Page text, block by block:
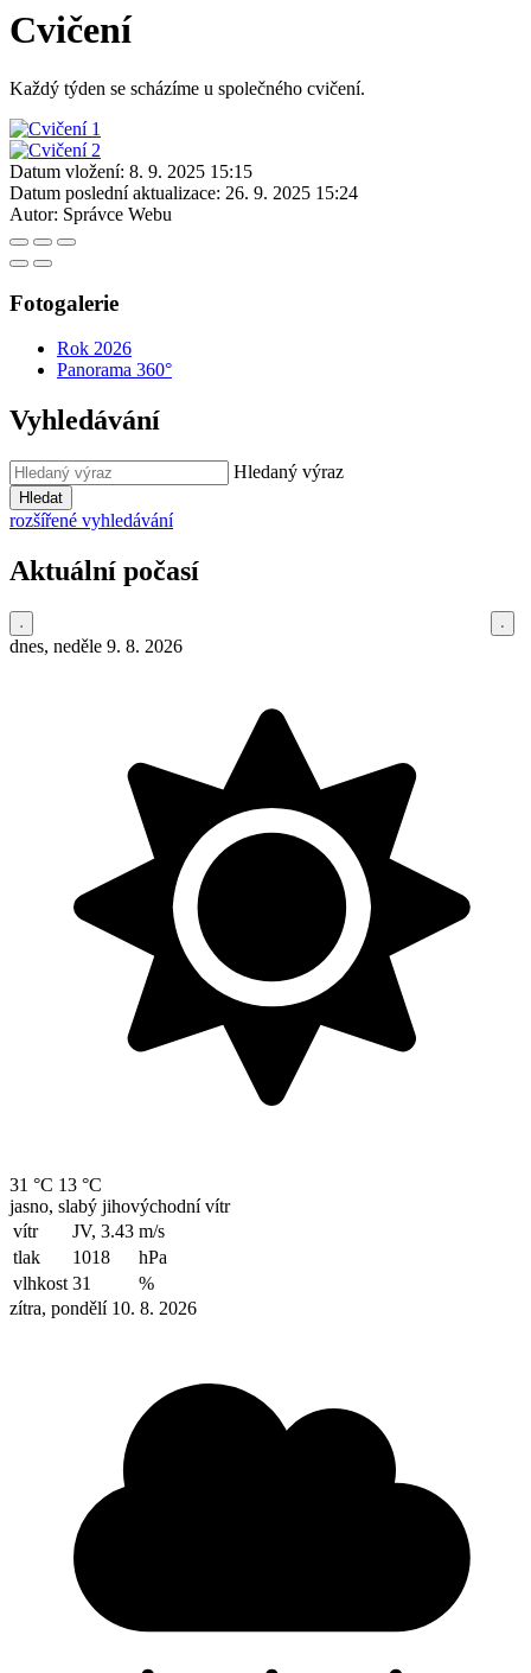
Cvičení
Každý týden se scházíme u společného cvičení.
Datum vložení: 8. 9. 2025 15:15
Datum poslední aktualizace: 26. 9. 2025 15:24
Autor: Správce Webu
Fotogalerie
Rok 2026
Panorama 360°
Vyhledávání
Hledaný výraz
Hledat
rozšířené vyhledávání
Aktuální počasí
dnes, neděle 9. 8. 2026
31 °C 13 °C
jasno, slabý jihovýchodní vítr
vítr
JV, 3.43 m/s
tlak
1018
hPa
vlhkost 31
%
zítra, pondělí 10. 8. 2026